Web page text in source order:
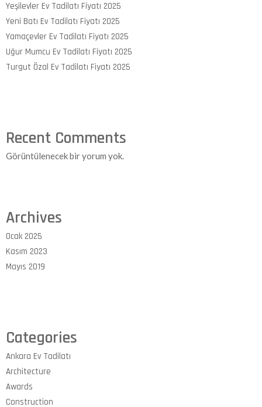
Yeşilevler Ev Tadilatı Fiyatı 2025
Yeni Batı Ev Tadilatı Fiyatı 2025
Yamaçevler Ev Tadilatı Fiyatı 2025
Uğur Mumcu Ev Tadilatı Fiyatı 2025
Turgut Özal Ev Tadilatı Fiyatı 2025
Recent Comments
Görüntülenecek bir yorum yok.
Archives
Ocak 2025
Kasım 2023
Mayıs 2019
Categories
Ankara Ev Tadilatı
Architecture
Awards
Construction